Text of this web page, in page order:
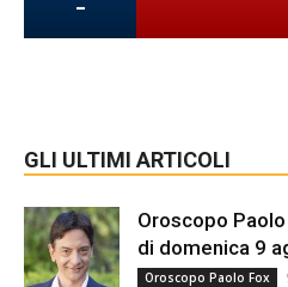
GLI ULTIMI ARTICOLI
Oroscopo
di domenica 9
Oroscopo Paolo Fox